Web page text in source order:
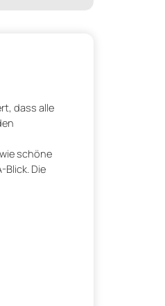
dass alle
schöne
Die